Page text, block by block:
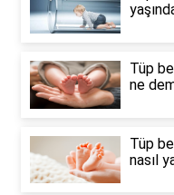
Tüp
ne
Tüp
nasıl